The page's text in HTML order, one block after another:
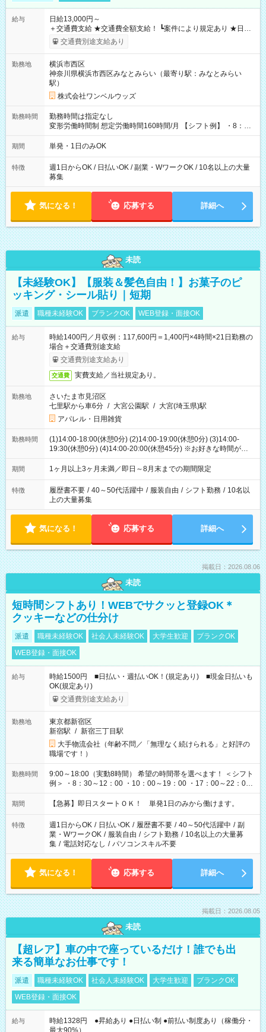
給与
日給13,000円～
＋交通費支給 ★交通費全額支給！ ┗案件により規定あり ★日払
いOK！（規定あり） ┗働いたその日に現金GET♪ お仕事後はコ
ンビニATMから 日払い分を引き落とせます！ 【試用期間】試
交通費別途支給あり
勤務地
横浜市西区
神奈川県横浜市西区みなとみらい（最寄り駅：みなとみらい
駅）
株式会社ワンベルウッズ
勤務時間
勤務時間は指定なし
変形労働時間制 想定労働時間160時間/月 【シフト例】 ・8：00
～21：00
期間 単発・1日のみOK
特徴
週1日からOK / 日払いOK / 副業・WワークOK / 10名以上の大量
募集
気になる！ 応募する 詳細へ
未読
【未経験OK】【服装＆髪色自由！】お菓子のピ
ッキング・シール貼り｜短期
派遣 職種未経験OK ブランクOK WEB登録・面接OK
給与
時給1400円／月収例：117,600円＝1,400円×4時間×21日勤務の
場合＋交通費別途支給
交通費別途支給あり
交通費 実費支給／当社規定あり。
勤務地
さいたま市見沼区
七里駅から車6分 / 大宮公園駅 / 大宮(埼玉県)駅
アパレル・日用雑貨
勤務時間
(1)14:00-18:00(休憩0分) (2)14:00-19:00(休憩0分) (3)14:00-
19:30(休憩0分) (4)14:00-20:00(休憩45分) ※お好きな時間が選べ
ます
期間 1ヶ月以上3ヶ月未満／即日～8月末までの期間限定
特徴 履歴書不要 / 40～50代活躍中 / 服装自由 / シフト勤務 / 10名以
上の大量募集
気になる！ 応募する 詳細へ
掲載日：2026.08.06
未読
短時間シフトあり！WEBでサクッと登録OK＊
クッキーなどの仕分け
派遣 職種未経験OK 社会人未経験OK 大学生歓迎
ブランクOK
WEB登録・面接OK
給与
時給1500円 ■日払い・週払いOK！(規定あり) ■現金日払いも
OK(規定あり)
交通費別途支給あり
勤務地
東京都新宿区
新宿駅 / 新宿三丁目駅
大手物流会社（年齢不問／「無理なく続けられる」と好評の
職場です！）
勤務時間
9:00～18:00（実動8時間） 希望の時間帯を選べます！ ＜シフト
例＞ ・8：30～12：00 ・10：00～19：00 ・17：00～22：00
・13：00～22：00 ・22：00～翌6：00 など
期間 【急募】即日スタートＯＫ！ 単発1日のみから働けます。
特徴 週1日からOK / 日払いOK / 履歴書不要 / 40～50代活躍中 / 副
業・WワークOK / 服装自由 / シフト勤務 / 10名以上の大量募
集 / 電話対応なし / パソコンスキル不要
気になる！ 応募する 詳細へ
掲載日：2026.08.05
未読
【超レア】車の中で座っているだけ！誰でも出
来る簡単なお仕事です！
派遣 職種未経験OK 社会人未経験OK 大学生歓迎
ブランクOK
WEB登録・面接OK
給与
時給1328円 ●昇給あり ●日払い制 ●前払い制度あり（稼働分・
最大90%）